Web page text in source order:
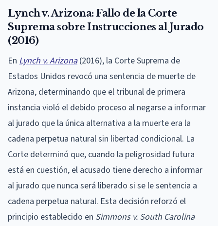
Lynch v. Arizona: Fallo de la Corte
Suprema sobre Instrucciones al Jurado
(2016)
En Lynch v. Arizona(2016), la Corte Suprema de
Estados Unidos revocó una sentencia de muerte de
Arizona, determinando que el tribunal de primera
instancia violó el debido proceso al negarse a informar
al jurado que la única alternativa a la muerte era la
cadena perpetua natural sin libertad condicional. La
Corte determinó que, cuando la peligrosidad futura
está en cuestión, el acusado tiene derecho a informar
al jurado que nunca será liberado si se le sentencia a
cadena perpetua natural. Esta decisión reforzó el
principio establecido en Simmons v. South Carolina